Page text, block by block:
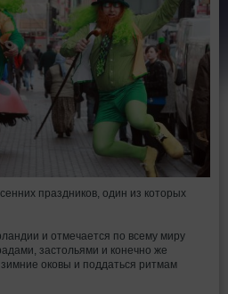
праздников, один из которых
и отмечается по всему миру
застольями и конечно же
оковы и поддаться ритмам